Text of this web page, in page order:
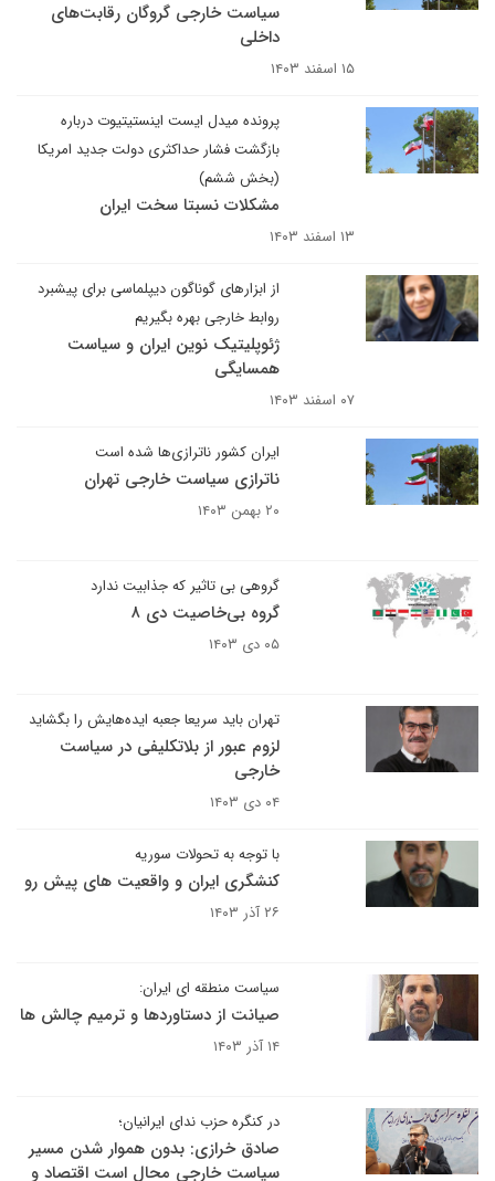
سیاست خارجی گروگان رقابت‌های
داخلی
۱۵ اسفند ۱۴۰۳
پرونده میدل ایست اینستیتیوت درباره
بازگشت فشار حداکثری دولت جدید امریکا
(بخش ششم)
مشکلات نسبتا سخت ایران
۱۳ اسفند ۱۴۰۳
از ابزارهای گوناگون دیپلماسی برای پیشبرد
روابط خارجی بهره بگیریم
ژئوپلیتیک نوین ایران و سیاست
همسایگی
۰۷ اسفند ۱۴۰۳
ایران کشور ناترازی‌ها شده است
ناترازی سیاست خارجی تهران
۲۰ بهمن ۱۴۰۳
گروهی بی تاثیر که جذابیت ندارد
گروه بی‌خاصیت دی ۸
۰۵ دی ۱۴۰۳
تهران باید سریعا جعبه ایده‌هایش را بگشاید
لزوم عبور از بلاتکلیفی در سیاست‌
خارجی
۰۴ دی ۱۴۰۳
با توجه به تحولات سوریه
کنشگری ایران و واقعیت های پیش رو
۲۶ آذر ۱۴۰۳
سیاست منطقه ای ایران:
صیانت از دستاوردها و ترمیم چالش ها
۱۴ آذر ۱۴۰۳
در کنگره حزب ندای ایرانیان؛
صادق خرازی: بدون هموار شدن مسیر
سیاست خارجی محال است اقتصاد و